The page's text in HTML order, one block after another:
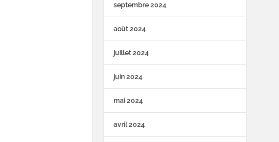
septembre 2024
août 2024
juillet 2024
juin 2024
mai 2024
avril 2024